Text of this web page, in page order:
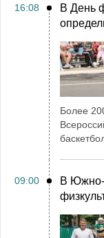
16:08
В День
Более
09:00
В Южно-